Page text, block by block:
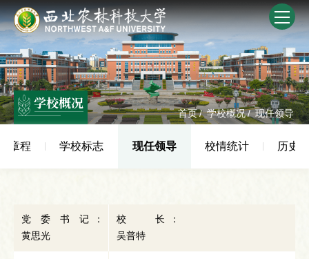
学校概况
首页/ 学校概况/ 现任领导
章程 学校标志 现任领导 校情统计 历史
党 委 书 记 ：
黄思光
校 长 ：
吴普特